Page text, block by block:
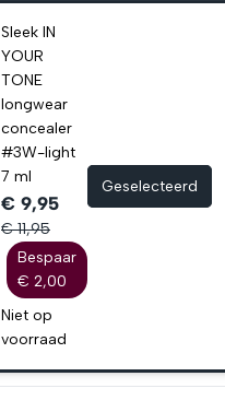
Sleek IN
YOUR
TONE
longwear
concealer
#3W-light
7 ml
€ 9,95
€ 11,95
Bespaar
€ 2,00
Niet op
voorraad
Geselecteerd